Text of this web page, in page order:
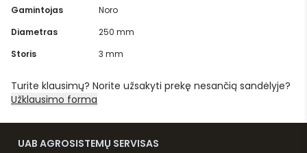
Gamintojas
Noro
Diametras
250 mm
Storis
3 mm
Turite klausimų? Norite užsakyti prekę nesančią sandėlyje?
Užklausimo forma
UAB AGROSISTEMŲ SERVISAS